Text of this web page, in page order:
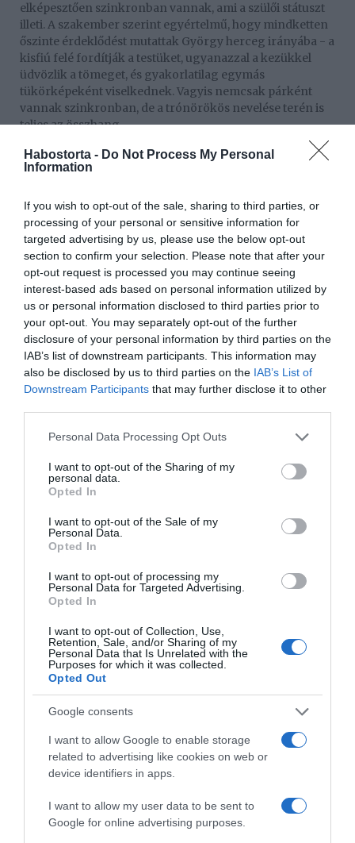
Habostorta - Do Not Process My Personal
Information
If you wish to opt-out of the sale, sharing to third parties, or
processing of your personal or sensitive information for
targeted advertising by us, please use the below opt-out
section to confirm your selection. Please note that after your
opt-out request is processed you may continue seeing
interest-based ads based on personal information utilized by
us or personal information disclosed to third parties prior to
your opt-out. You may separately opt-out of the further
disclosure of your personal information by third parties on the
IAB’s list of downstream participants. This information may
also be disclosed by us to third parties on the IAB’s List of
Downstream Participants that may further disclose it to other
Please note that this website/app uses one or more Google
not limited to your visit or usage behaviour. You may click to
grant or deny consent to Google and its third-party tags to
use your data for below specified purposes in below Google
consent section.
Personal Data Processing Opt Outs
I want to opt-out of the Sharing of my
personal data.
Opted In
I want to opt-out of the Sale of my
Personal Data.
Opted In
I want to opt-out of processing my
Personal Data for Targeted Advertising.
Opted In
I want to opt-out of Collection, Use,
Retention, Sale, and/or Sharing of my
Personal Data that Is Unrelated with the
Purposes for which it was collected.
Opted Out
Google consents
I want to allow Google to enable storage
related to advertising like cookies on web or
device identifiers in apps.
I want to allow my user data to be sent to
Google for online advertising purposes.
elképesztően szinkronban vannak, ami a szülői státuszt
illeti. A szakember szerint egyértelmű, hogy mindketten
őszinte érdeklődést mutattak György herceg irányába - a
kisfiú felé fordítják a testüket, ugyanazzal a kezükkel
üdvözlik a tömeget, és gyakorlatilag egymás
tükörképeként viselkednek. Vagyis nemcsak párként
vannak szinkronban, de a trónörökös nevelése terén is
teljes az összhang.
Katalin hercegné testbeszédéből az is kiderül, hogy
elsősorban nem hercegnéként és a királyi család egy
mint édesanya, akinek teljesen természetes, hogy
György herceg érdekeit tartja szem előtt. Az pedig Vilmos
herceg esetében is kiderült, mennyire komfortosan
mozog abban a szerepben, hogy édesapa lehet.
Darren egyébként azt is hozzátette, egyáltalán nem
csodálja, hogy György herceg már ennyire fiatalon is
elkíséri szüleit a fontosabb eseményekre: mivel egy nap
király lesz, fontos, hogy már korán elkezdje megszokja a
nyilvánosság előtt való aktív és természetes szereplést,
ami, ha valakinek, hát Katalin hercegnének nagyon lazán
és jól megy. Ezzel azt is bebiztosítják, hogy a jövőben még
csak véletlenül se legyen önbizalomhiányos, ami a
nyilvánossággal való kapcsolattartást illeti.
Forrás: Glamour
Megosztás:
Címkék: párkapcsolat
Vilmos
herceg,királyi család
Korábbi bejegyzések Következő bejegyzés
HASONLÓ BEJEGYZÉSEK